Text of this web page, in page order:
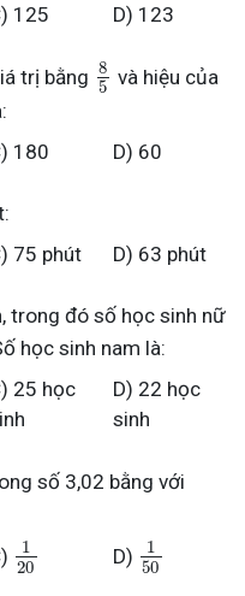
125 D) 123
trị bằng 8
5 và hiệu của
180 D) 60
75 phút D) 63 phút
trong đó số học sinh nữ
học sinh nam là:
25 học
D) 22 học
sinh
số 3,02 bằng với
1
20
D)
1
50